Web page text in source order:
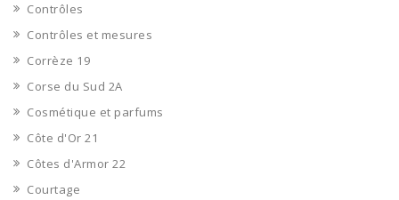
Contrôles
Contrôles et mesures
Corrèze 19
Corse du Sud 2A
Cosmétique et parfums
Côte d'Or 21
Côtes d'Armor 22
Courtage